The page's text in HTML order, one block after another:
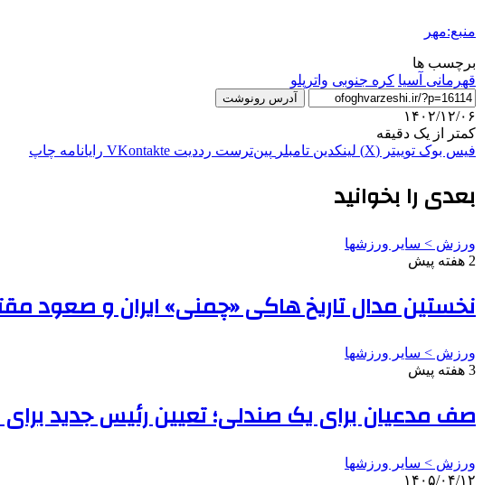
منبع:مهر
برچسب ها
قهرمانی آسیا کره جنوبی واترپلو
آدرس رونوشت
۱۴۰۲/۱۲/۰۶
کمتر از یک دقیقه
فیس بوک توییتر (X) لینکدین ‫تامبلر ‫پین‌ترست ‫رددیت ‫VKontakte رایانامه چاپ
بعدی را بخوانید
ورزش > سایر ورزشها
2 هفته پیش
نخستین مدال تاریخ هاکی «چمنی» ایران و صعود
ورزش > سایر ورزشها
3 هفته پیش
صف مدعیان برای یک صندلی؛ تعیین رئیس جدید برای
ورزش > سایر ورزشها
۱۴۰۵/۰۴/۱۲